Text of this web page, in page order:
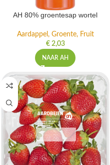
AH 80% groentesap wortel
Aardappel, Groente, Fruit
€2,03
NAAR AH